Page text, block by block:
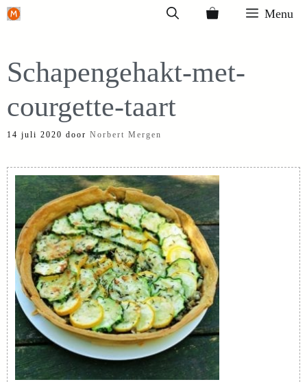
Ga
inhoud
Menu
Schapengehakt-met-
courgette-taart
14 juli 2020 door Norbert Mergen